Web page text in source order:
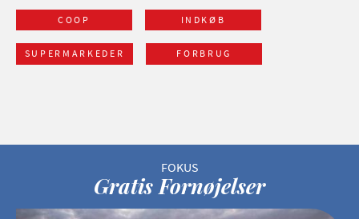
COOP INDKØB
SUPERMARKEDER FORBRUG
Gratis Fornøjelser